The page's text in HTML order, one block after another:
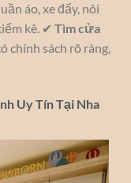
áo, xe đẩy, nôi
kê. ✔ Tìm cửa
chính sách rõ ràng,
Uy Tín Tại Nha